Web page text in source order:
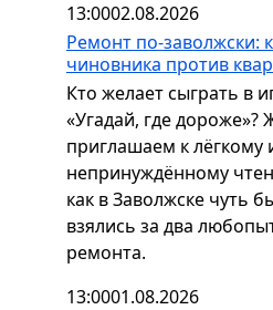
13:0002.08.2026
Ремонт по-заволжски:
чиновника против
Кто желает сыграть в
«Угадай, где
приглашаем к лёгкому
непринуждённому
как в Заволжске чуть
взялись за два
ремонта.
13:0001.08.2026